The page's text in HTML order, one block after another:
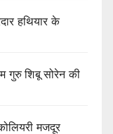
हथियार के
गुरु शिबू सोरेन की
मजदूर